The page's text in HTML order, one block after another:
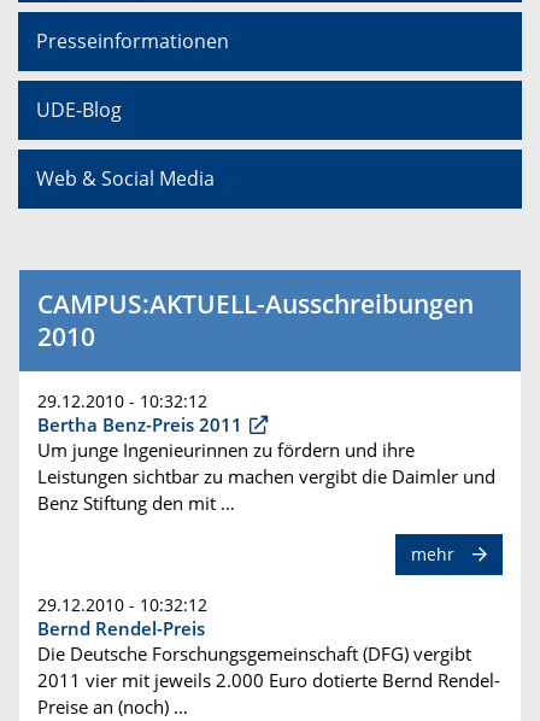
Presseinformationen
UDE-Blog
Web & Social Media
CAMPUS:AKTUELL-Ausschreibungen
2010
29.12.2010 - 10:32:12
Bertha Benz-Preis 2011
Um junge Ingenieurinnen zu fördern und ihre
Leistungen sichtbar zu machen vergibt die Daimler und
Benz Stiftung den mit …
mehr
29.12.2010 - 10:32:12
Bernd Rendel-Preis
Die Deutsche Forschungsgemeinschaft (DFG) vergibt
2011 vier mit jeweils 2.000 Euro dotierte Bernd Rendel-
Preise an (noch) …